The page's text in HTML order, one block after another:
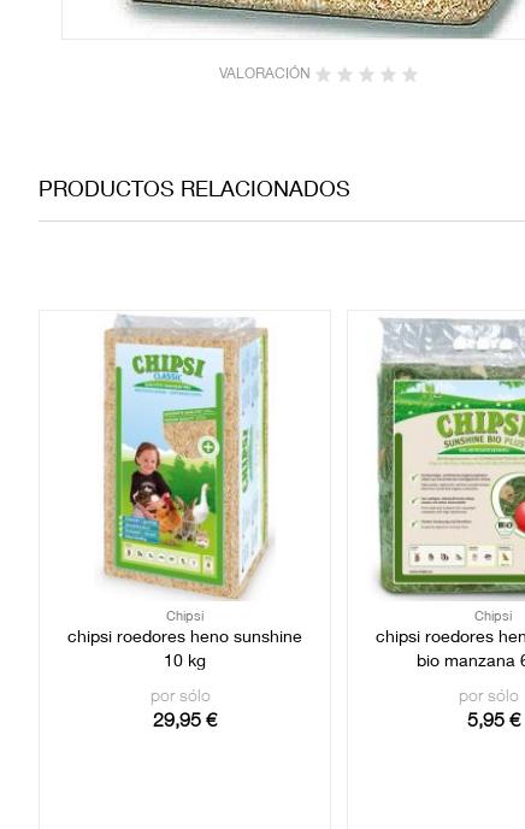
VALORACIÓN
PRODUCTOS RELACIONADOS
Chipsi
chipsi roedores heno sunshine
10 kg
por sólo
29,95 €
Chipsi
chipsi roedores
bio manzana
por sólo
5,95 €